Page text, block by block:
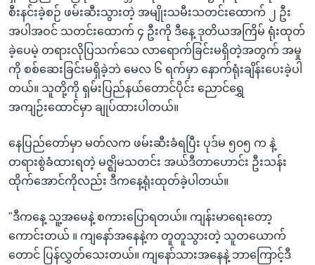
စီးနင်းခဲ့စဉ် ဖမ်းဆီးသွားတဲ့ အမျိုးသမီးသတင်းထောက် ၂ ဦး
အပါအဝင် သတင်းထောက် ၄ ဦးကို ဒီနေ့ ဒုတိယအကြိမ် ရုံးထုတ်
ခဲ့‌ပေမဲ့ တရားလိုပြသက်သေ လာရောက်ခြင်းမရှိတဲ့အတွက် အမှု
ကို စစ်ဆေးခြင်းမရှိခဲ့ဘဲ မေလ ၆ ရက်မှာ နောက်ရုံးချိန်းပေးခဲ့ပါ
တယ်။ သူတို့ကို ရှမ်းပြည်နယ်တောင်ပိုင်း ညောင်ရွှေ
အကျဉ်းထောင်မှာ ချုပ်ထားပါတယ်။
နေပြည်တော်မှာ မတ်လက ဖမ်းဆီးခံရပြီး ပုဒ်မ ၅၀၅ က နဲ့
တရားစွဲခံထားရတဲ့ မဇ္ဈိမသတင်း အယ်ဒီတာဟောင်း ဦးသန်း
ထိုက်အောင်ကိုလည်း ဒီကနေ့ရုံးထုတ်ခဲ့ပါတယ်။
"ဒီကနေ့ သူ့အမေနဲ့ စကားပြောရတယ်။ ကျန်းမာရေးတော့
ကောင်းတယ် ။ ကျနော်အနေနဲ့က တူတူသွားတဲ့ သူတယောက်
တောင် ပြန်လွှတ်သေးတယ်။ ကျနော်သားအနေနဲ့ ဘာကြောင့်ဒီ